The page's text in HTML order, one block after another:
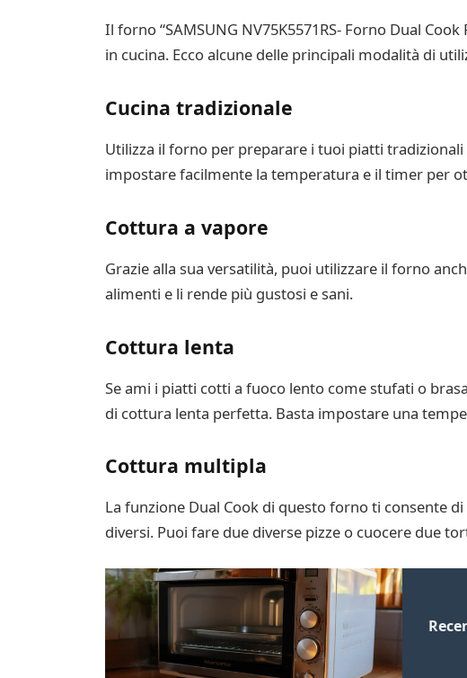
Il forno “SAMSUNG NV75K5571RS- Forno Dual
in cucina. Ecco alcune delle principali modalità di
Cucina tradizionale
Utilizza il forno per preparare i tuoi piatti
impostare facilmente la temperatura e il timer per
Cottura a vapore
Grazie alla sua versatilità, puoi utilizzare il forno
alimenti e li rende più gustosi e sani.
Cottura lenta
Se ami i piatti cotti a fuoco lento come stufati o
di cottura lenta perfetta. Basta impostare una
Cottura multipla
La funzione Dual Cook di questo forno ti consente
diversi. Puoi fare due diverse pizze o cuocere due